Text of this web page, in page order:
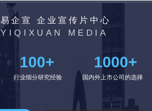
易企宣 企业宣传片中心
YIQIXUAN MEDIA
100+
行业细分研究经验
1000+
国内外上市公司的选择